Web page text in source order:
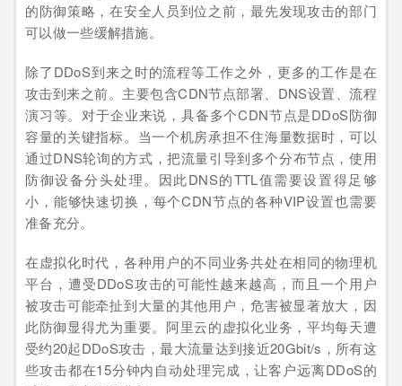
的防御策略，在安全人员到位之前，最先发现攻击的部门
可以做一些缓解措施。
除了DDoS到来之时的流程等工作之外，更多的工作是在
攻击到来之前。主要包含CDN节点部署、DNS设置、流程
演习等。对于企业来说，具备多个CDN节点是DDoS防御
容量的关键指标。当一个机房承担不住海量数据时，可以
通过DNS轮询的方式，把流量引导到多个分布节点，使用
防御设备分头处理。因此DNS的TTL值需要设置得足够
小，能够快速切换，每个CDN节点的各种VIP设置也需要
准备充分。
在虚拟化时代，各种用户的不同业务共处在相同的物理机
平台，遭受DDoS攻击的可能性越来越高，而且一个用户
被攻击可能牵扯到大量的其他用户，危害被显著放大，因
此防御显得尤为重要。阿里云的虚拟化业务，平均每天遭
受约20起DDoS攻击，最大流量达到接近20Gbit/s，所有这
些攻击都在15分钟内自动处理完成，让客户远离DDoS的